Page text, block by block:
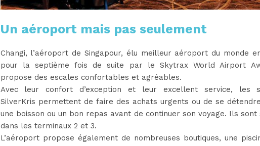
Un aéroport mais pas seulement
Changi, l’aéroport de Singapour, élu meilleur aéroport du monde
pour la septième fois de suite par le Skytrax World Airport
propose des escales confortables et agréables.
Avec leur confort d’exception et leur excellent service, les
SilverKris permettent de faire des achats urgents ou de se
une boisson ou un bon repas avant de continuer son voyage. Ils sont
dans les terminaux 2 et 3.
L’aéroport propose également de nombreuses boutiques, une